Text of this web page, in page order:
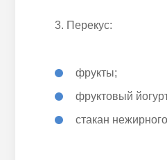
Перекус:
фрукты;
фруктовый
стакан